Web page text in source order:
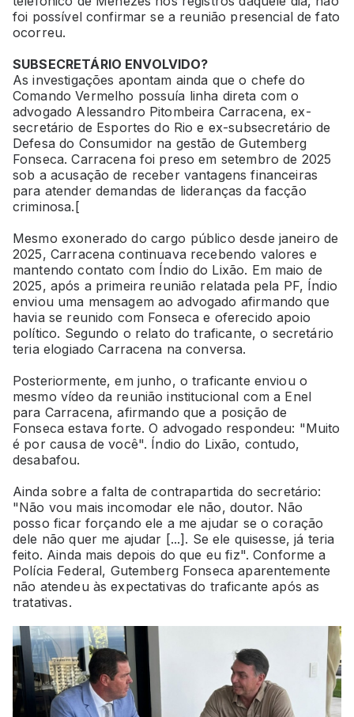
foi possível confirmar se a reunião presencial de fato
ocorreu.
SUBSECRETÁRIO ENVOLVIDO?
As investigações apontam ainda que o chefe do
Comando Vermelho possuía linha direta com o
advogado Alessandro Pitombeira Carracena, ex-
secretário de Esportes do Rio e ex-subsecretário de
Defesa do Consumidor na gestão de Gutemberg
Fonseca. Carracena foi preso em setembro de 2025
sob a acusação de receber vantagens financeiras
para atender demandas de lideranças da facção
criminosa.[
Mesmo exonerado do cargo público desde janeiro de
2025, Carracena continuava recebendo valores e
mantendo contato com Índio do Lixão. Em maio de
2025, após a primeira reunião relatada pela PF, Índio
enviou uma mensagem ao advogado afirmando que
havia se reunido com Fonseca e oferecido apoio
político. Segundo o relato do traficante, o secretário
teria elogiado Carracena na conversa.
Posteriormente, em junho, o traficante enviou o
mesmo vídeo da reunião institucional com a Enel
para Carracena, afirmando que a posição de
Fonseca estava forte. O advogado respondeu: "Muito
é por causa de você". Índio do Lixão, contudo,
desabafou.
Ainda sobre a falta de contrapartida do secretário:
"Não vou mais incomodar ele não, doutor. Não
posso ficar forçando ele a me ajudar se o coração
dele não quer me ajudar [...]. Se ele quisesse, já teria
feito. Ainda mais depois do que eu fiz". Conforme a
Polícia Federal, Gutemberg Fonseca aparentemente
não atendeu às expectativas do traficante após as
tratativas.